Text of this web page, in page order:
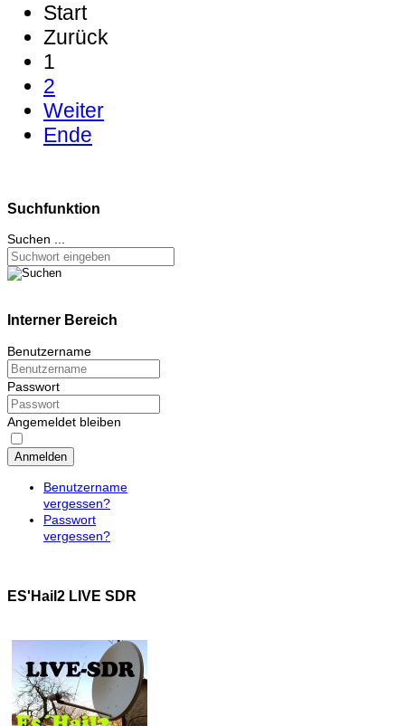
Start
Zurück
1
2
Weiter
Ende
Suchfunktion
Suchen ...
Interner Bereich
Benutzername
Passwort
Angemeldet bleiben
Anmelden
Benutzername
vergessen?
Passwort
vergessen?
ES'Hail2 LIVE SDR